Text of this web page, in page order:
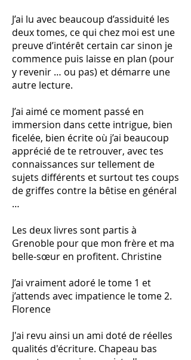
J’ai lu avec beaucoup d’assiduité les
deux tomes, ce qui chez moi est une
preuve d’intérêt certain car sinon je
commence puis laisse en plan (pour
y revenir … ou pas) et démarre une
autre lecture.
J’ai aimé ce moment passé en
immersion dans cette intrigue, bien
ficelée, bien écrite où j’ai beaucoup
apprécié de te retrouver, avec tes
connaissances sur tellement de
sujets différents et surtout tes coups
de griffes contre la bêtise en général
…
Les deux livres sont partis à
Grenoble pour que mon frère et ma
belle-sœur en profitent. Christine
J’ai vraiment adoré le tome 1 et
j’attends avec impatience le tome 2.
Florence
J'ai revu ainsi un ami doté de réelles
qualités d'écriture. Chapeau bas